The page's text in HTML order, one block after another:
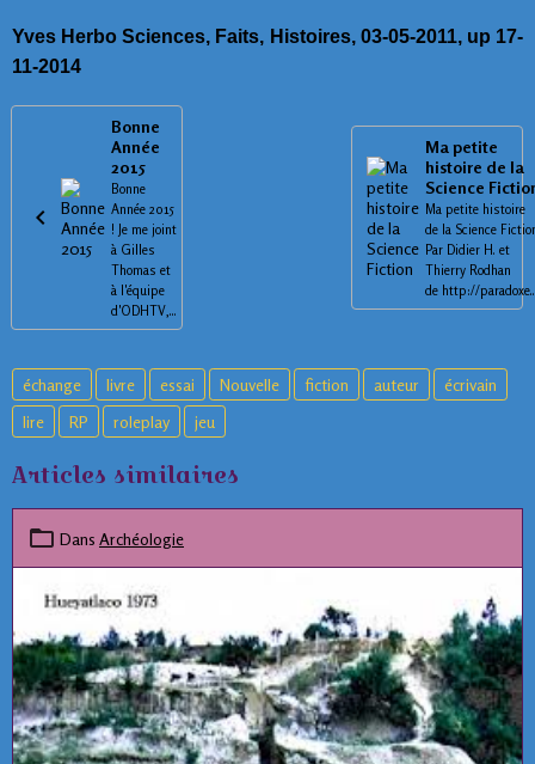
Yves Herbo Sciences, Faits, Histoires, 03-05-2011, up 17-
11-2014
Bonne
Année
2015
Bonne
Année 2015
! Je me joint
à Gilles
Thomas et
à l'équipe
d'ODHTV,...
Ma petite
histoire de la
Science
Ma petite histoire
de la Science
Par Didier H. et
Thierry Rodhan
de http://
échange livre essai Nouvelle fiction auteur
écrivain
lire
RP roleplay jeu
Articles similaires
Dans Archéologie